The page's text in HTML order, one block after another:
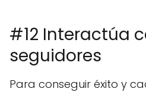
#12 Interactúa
seguidores
Para conseguir éxito y